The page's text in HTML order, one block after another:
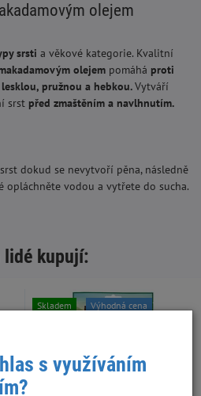
olejem
srsti a věkové kategorie. Kvalitní
olejem pomáhá proti
lesklou, pružnou a hebkou.Vytváří
srst před zmaštěním a navlhnutím.
dokud se nevytvoří pěna, následně
opláchněte vodou a vytřete do sucha.
lidé kupují:
Skladem Výhodná cena
s využíváním